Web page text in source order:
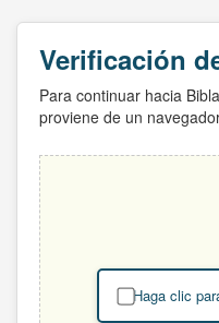
Verificación
Para continuar hacia
proviene de un
Haga clic